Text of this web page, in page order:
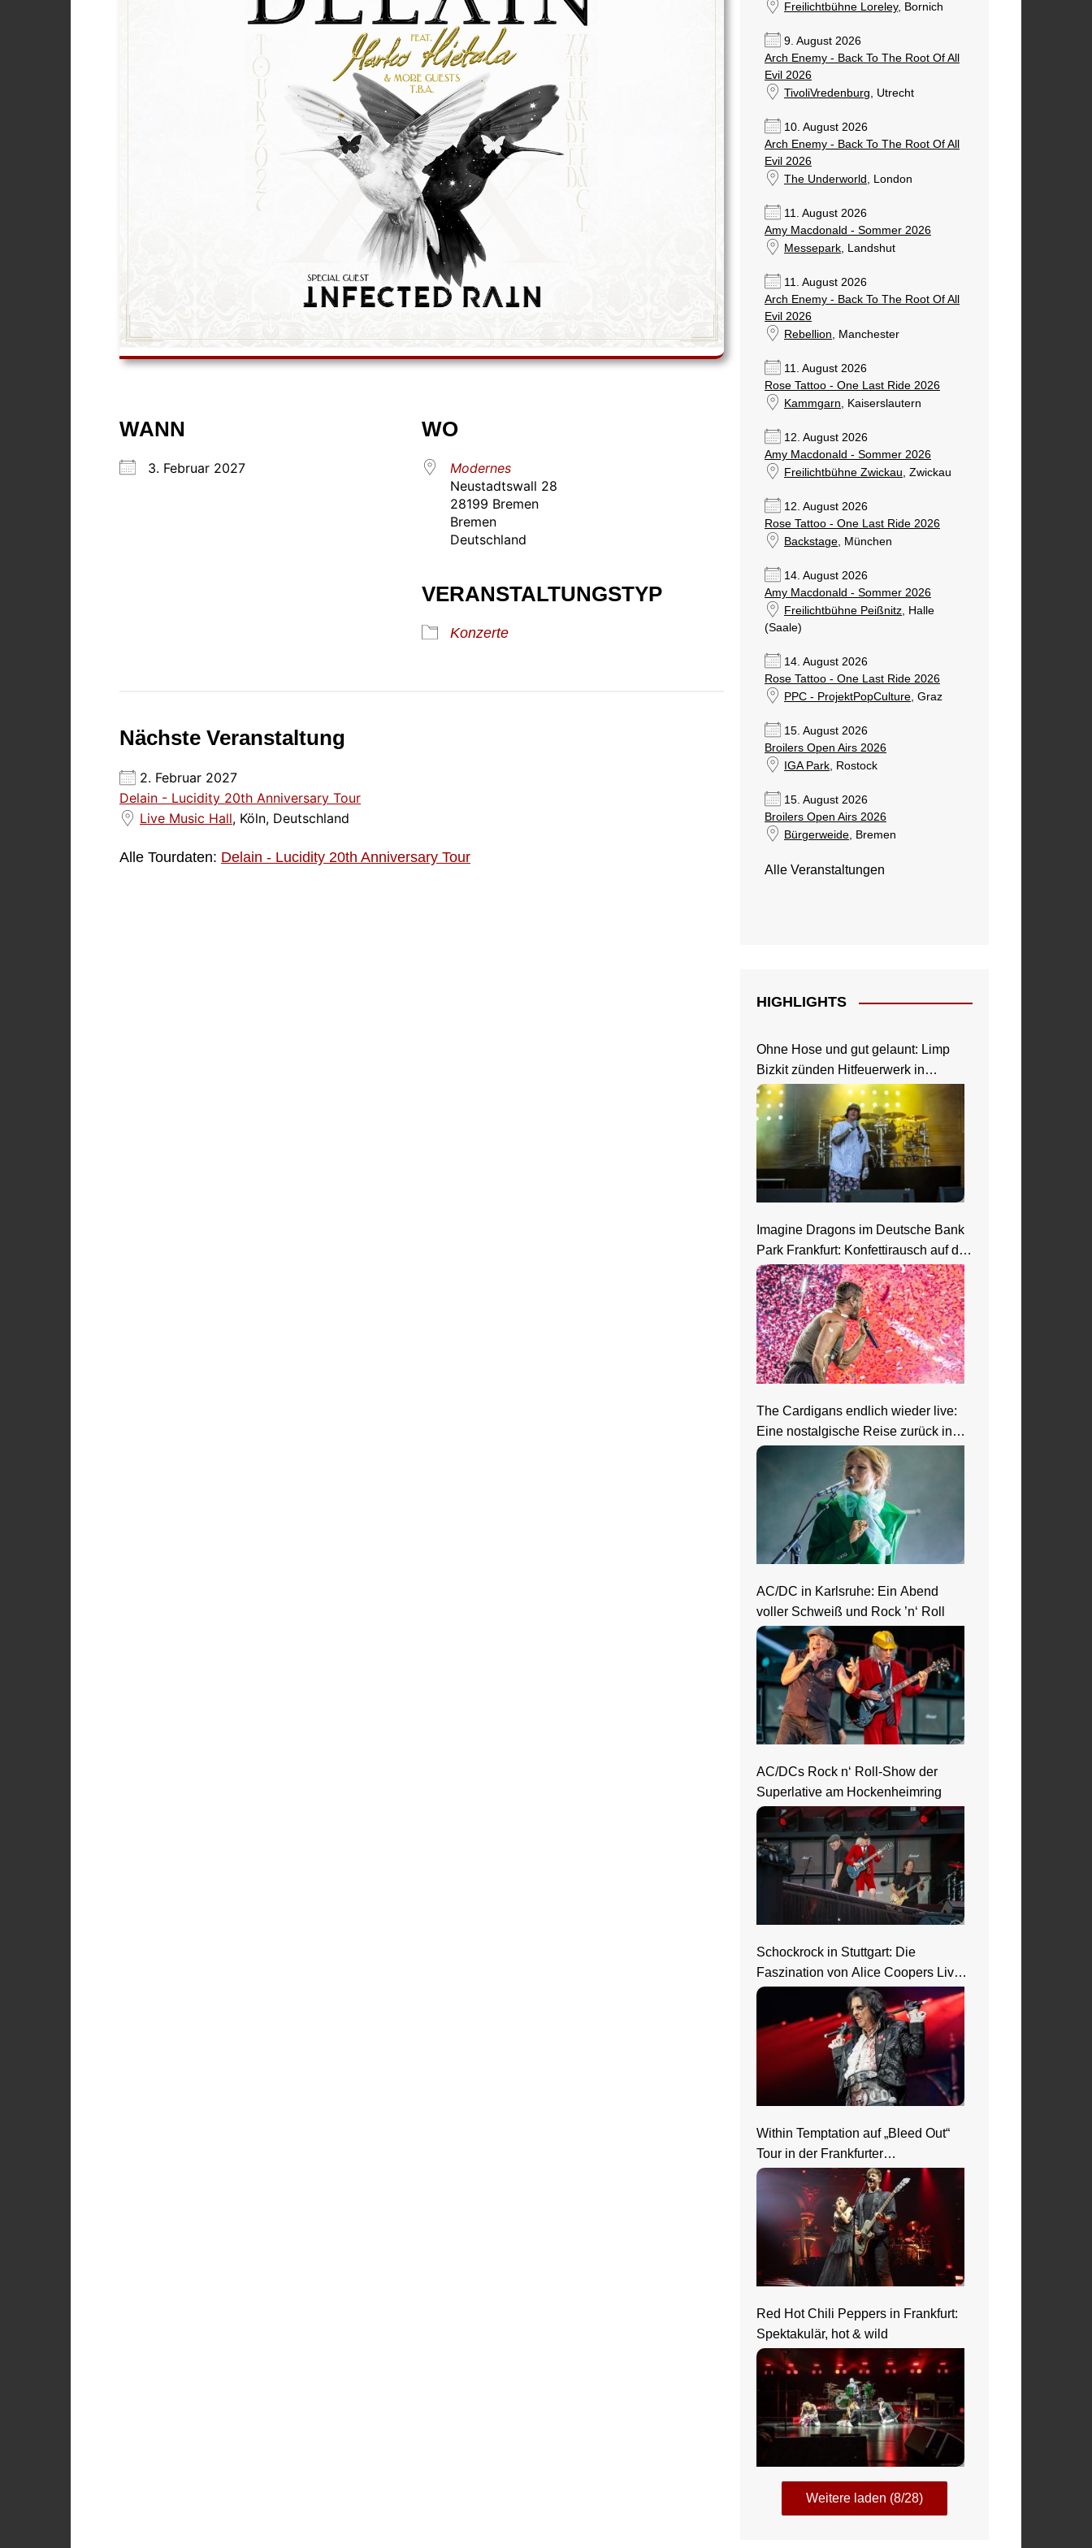
WANN
3. Februar 2027
WO
Modernes
Neustadtswall 28
28199 Bremen
Bremen
Deutschland
VERANSTALTUNGSTYP
Konzerte
Nächste Veranstaltung
2. Februar 2027
Delain - Lucidity 20th Anniversary Tour
Live Music Hall, Köln, Deutschland
Alle Tourdaten: Delain - Lucidity 20th Anniversary Tour
Freilichtbühne Loreley, Bornich
9. August 2026
Arch Enemy - Back To The Root Of All
Evil 2026
TivoliVredenburg, Utrecht
10. August 2026
Arch Enemy - Back To The Root Of All
Evil 2026
The Underworld , London
11. August 2026
Amy Macdonald - Sommer 2026
Messepark, Landshut
11. August 2026
Arch Enemy - Back To The Root Of All
Evil 2026
Rebellion, Manchester
11. August 2026
Rose Tattoo - One Last Ride 2026
Kammgarn, Kaiserslautern
12. August 2026
Amy Macdonald - Sommer 2026
Freilichtbühne Zwickau, Zwickau
12. August 2026
Rose Tattoo - One Last Ride 2026
Backstage, München
14. August 2026
Amy Macdonald - Sommer 2026
Freilichtbühne Peißnitz, Halle
(Saale)
14. August 2026
Rose Tattoo - One Last Ride 2026
PPC - ProjektPopCulture, Graz
15. August 2026
Broilers Open Airs 2026
IGA Park, Rostock
15. August 2026
Broilers Open Airs 2026
Bürgerweide, Bremen
Alle Veranstaltungen
HIGHLIGHTS
Ohne Hose und gut gelaunt: Limp
Bizkit zünden Hitfeuerwerk in
Saarbrücken
Imagine Dragons im Deutsche Bank
Park Frankfurt: Konfettirausch auf der
Loom Welttour
The Cardigans endlich wieder live:
Eine nostalgische Reise zurück in
die 90er beim Zeltfestival Rhein-
AC/DC in Karlsruhe: Ein Abend
voller Schweiß und Rock ’n‘ Roll
AC/DCs Rock n‘ Roll-Show der
Superlative am Hockenheimring
Schockrock in Stuttgart: Die
Faszination von Alice Coopers Live-
Show
Within Temptation auf „Bleed Out“
Tour in der Frankfurter
Jahrhunderthalle
Red Hot Chili Peppers in Frankfurt:
Spektakulär, hot & wild
Weitere laden (8/28)